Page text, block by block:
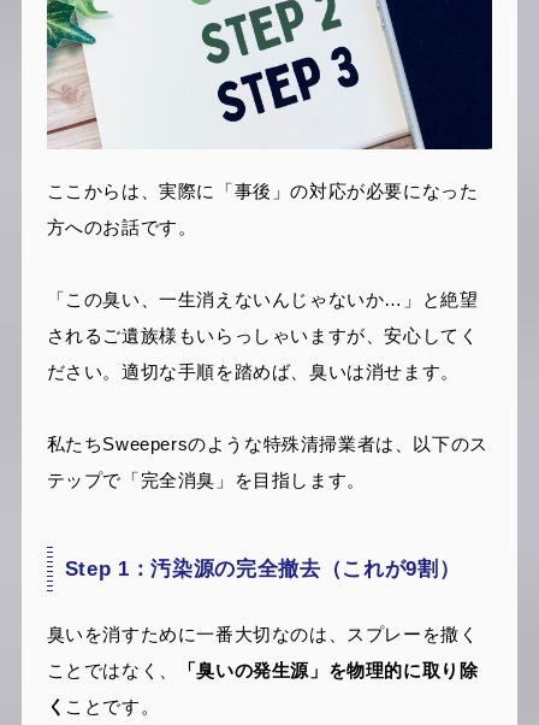
ここからは、実際に「事後」の対応が必要になった
方へのお話です。
「この臭い、一生消えないんじゃないか…」と絶望
されるご遺族様もいらっしゃいますが、安心してく
ださい。適切な手順を踏めば、臭いは消せます。
私たちSweepersのような特殊清掃業者は、以下のス
テップで「完全消臭」を目指します。
Step 1：汚染源の完全撤去（これが9割）
臭いを消すために一番大切なのは、スプレーを撒く
ことではなく、
「臭いの発生源」を物理的に取り除
く ことです。